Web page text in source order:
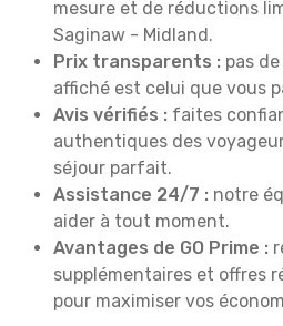
mesure et de réductions
Saginaw - Midland.
Prix transparents : pas
affiché est celui que vous
Avis vérifiés : faites
authentiques des
séjour parfait.
Assistance 24/7 : notre
aider à tout moment.
Avantages de GO Prime :
supplémentaires et offres
pour maximiser vos